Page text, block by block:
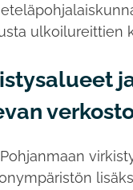
ulkoilureittien